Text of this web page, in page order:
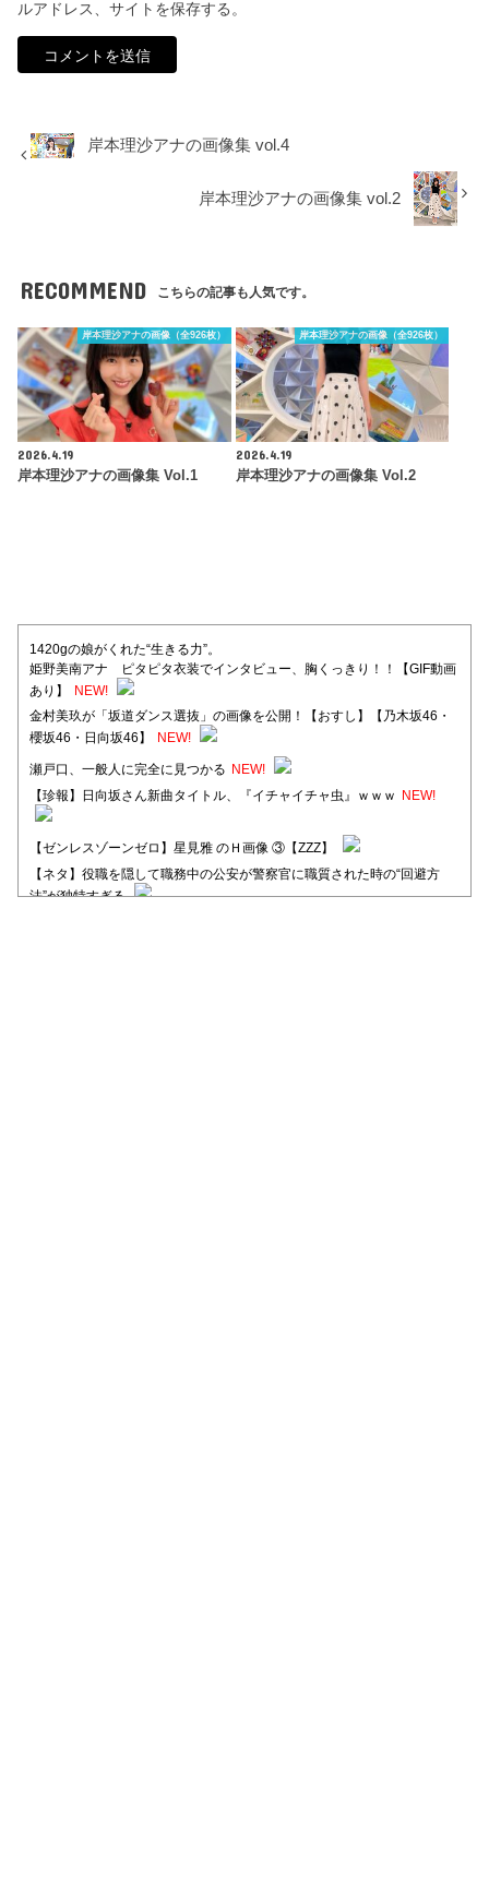
ルアドレス、サイトを保存する。
岸本理沙アナの画像集 vol.4
岸本理沙アナの画像集 vol.2
RECOMMEND こちらの記事も人気です。
岸本理沙アナの画像（全926枚）
2026.4.19
岸本理沙アナの画像集 Vol.1
岸本理沙アナの画像（全926枚）
2026.4.19
岸本理沙アナの画像集 Vol.2
1420gの娘がくれた“生きる力”。
姫野美南アナ ピタピタ衣装でインタビュー、胸くっきり！！【GIF動画
あり】
NEW!
金村美玖が「坂道ダンス選抜」の画像を公開！【おすし】【乃木坂46・
櫻坂46・日向坂46】
NEW!
瀬戸口、一般人に完全に見つかる NEW!
【珍報】日向坂さん新曲タイトル、『イチャイチャ虫』ｗｗｗ NEW!
【ゼンレスゾーンゼロ】星見雅 のＨ画像 ③【ZZZ】
【ネタ】役職を隠して職務中の公安が警察官に職質された時の“回避方
法”が独特すぎる